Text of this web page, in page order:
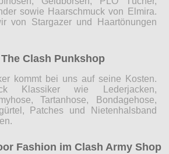
sowie Haarschmuck von Elmira.
von Stargazer und Haartönungen
Clash Punkshop
kommt bei uns auf seine Kosten.
Klassiker wie Lederjacken,
Tartanhose, Bondagehose,
Patches und Nietenhalsband
Fashion im Clash Army Shop